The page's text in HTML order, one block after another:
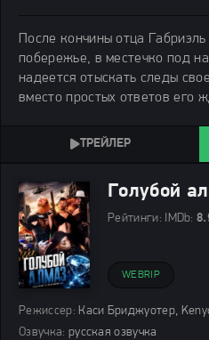
После кончины отца Габриэль
побережье, в местечко под
надеется отыскать следы
вместо простых ответов его
силами старается забыть
Голубой
Рейтинги: IMDb:
WEBRIP
Режиссер: Каси Бриджуотер,
Озвучка: русская озвучка